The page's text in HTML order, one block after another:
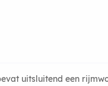
uitsluitend een